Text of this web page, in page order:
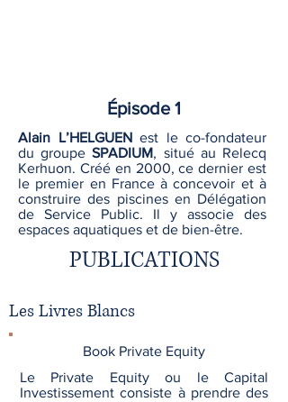
Épisode 1
Alain L’HELGUENest le co-fondateur
du groupeSPADIUM, situé au Relecq
Kerhuon. Créé en 2000, ce dernier est
le premier en France à concevoir et à
construire des piscines en Délégation
de Service Public. Il y associe des
espaces aquatiques et de bien-être.
PUBLICATIONS
Les Livres Blancs
Book Private Equity
Le Private Equity ou le Capital
Investissement consiste à prendre des